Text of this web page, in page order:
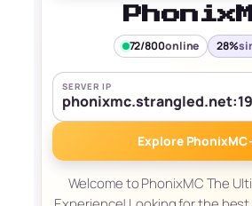
72/800online 28%
SERVER IP
Explore PhonixMC
Welcome to PhonixMC The